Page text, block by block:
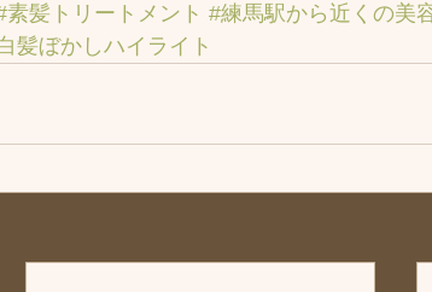
素髪トリートメント #練馬駅から近くの美
髪ぼかしハイライト